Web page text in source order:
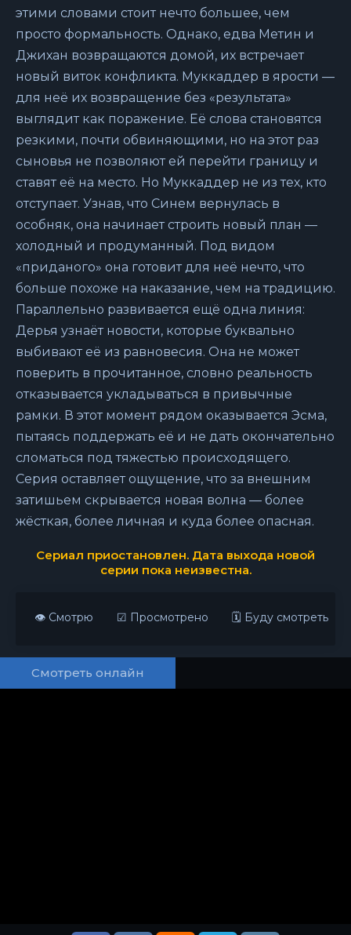
этими словами стоит нечто большее, чем
просто формальность. Однако, едва Метин и
Джихан возвращаются домой, их встречает
новый виток конфликта. Муккаддер в ярости —
для неё их возвращение без «результата»
выглядит как поражение. Её слова становятся
резкими, почти обвиняющими, но на этот раз
сыновья не позволяют ей перейти границу и
ставят её на место. Но Муккаддер не из тех, кто
отступает. Узнав, что Синем вернулась в
особняк, она начинает строить новый план —
холодный и продуманный. Под видом
«приданого» она готовит для неё нечто, что
больше похоже на наказание, чем на традицию.
Параллельно развивается ещё одна линия:
Дерья узнаёт новости, которые буквально
выбивают её из равновесия. Она не может
поверить в прочитанное, словно реальность
отказывается укладываться в привычные
рамки. В этот момент рядом оказывается Эсма,
пытаясь поддержать её и не дать окончательно
сломаться под тяжестью происходящего.
Серия оставляет ощущение, что за внешним
затишьем скрывается новая волна — более
жёсткая, более личная и куда более опасная.
Сериал приостановлен. Дата выхода новой
серии пока неизвестна.
👁 Смотрю ☑ Просмотрено 🗓 Буду смотреть
Смотреть онлайн